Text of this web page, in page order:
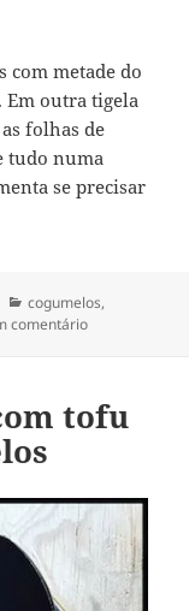
com metade do
Em outra tigela
folhas de
tudo numa
se precisar
Categorias
cogumelos,
comentárioem salada de
tofu